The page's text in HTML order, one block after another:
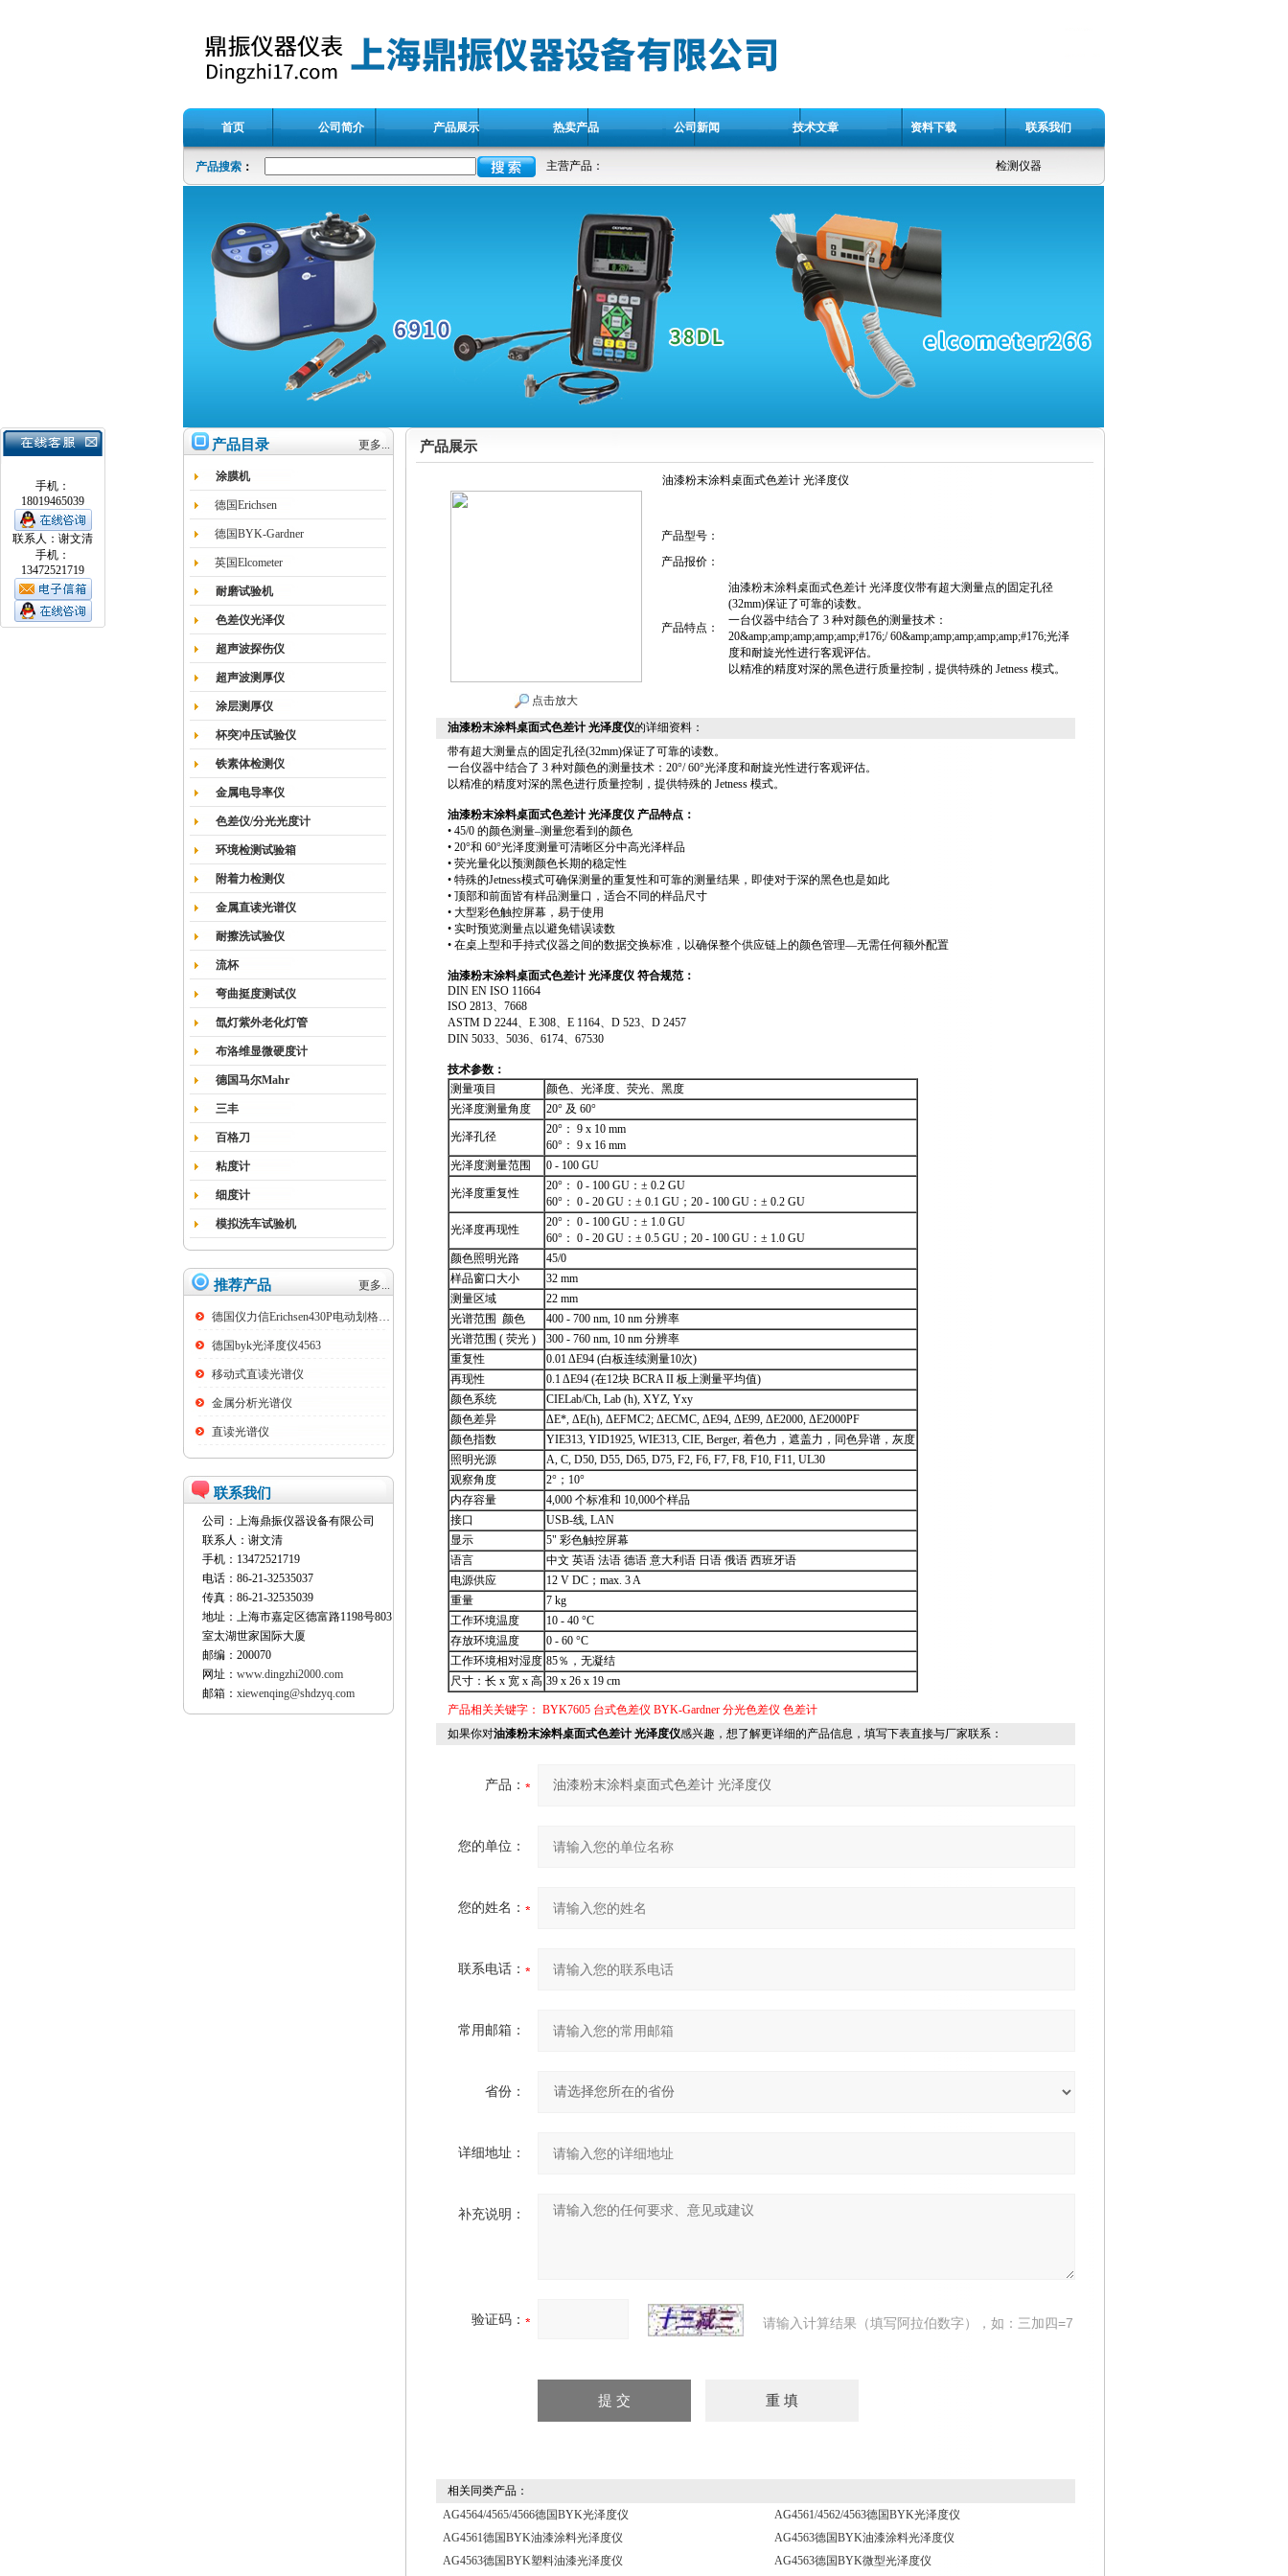
首页 公司简介 产品展示 热卖产品 公司新闻 技术文章 资料下载 联系我们
产品搜索： 主营产品： 检测仪器
手机：
18019465039
联系人：谢文清
手机：
13472521719
产品目录 更多...
涂膜机
德国Erichsen
德国BYK-Gardner
英国Elcometer
耐磨试验机
色差仪光泽仪
超声波探伤仪
超声波测厚仪
涂层测厚仪
杯突冲压试验仪
铁素体检测仪
金属电导率仪
色差仪/分光光度计
环境检测试验箱
附着力检测仪
金属直读光谱仪
耐擦洗试验仪
流杯
弯曲挺度测试仪
氙灯紫外老化灯管
布洛维显微硬度计
德国马尔Mahr
三丰
百格刀
粘度计
细度计
模拟洗车试验机
推荐产品 更多...
德国仪力信Erichsen430P电动划格试验仪
德国byk光泽度仪4563
移动式直读光谱仪
金属分析光谱仪
直读光谱仪
联系我们
公司：上海鼎振仪器设备有限公司
联系人：谢文清
手机：13472521719
电话：86-21-32535037
传真：86-21-32535039
地址：上海市嘉定区德富路1198号803
室太湖世家国际大厦
邮编：200070
网址： www.dingzhi2000.com
邮箱： xiewenqing@shdzyq.com
产品展示
油漆粉末涂料桌面式色差计 光泽度仪
点击放大
产品型号：
产品报价：
产品特点：
油漆粉末涂料桌面式色差计 光泽度仪带有超大测量点的固定孔径
(32mm)保证了可靠的读数。
一台仪器中结合了 3 种对颜色的测量技术：
20&amp;amp;amp;amp;amp;#176;/ 60&amp;amp;amp;amp;amp;#176;光泽
度和耐旋光性进行客观评估。
以精准的精度对深的黑色进行质量控制，提供特殊的 Jetness 模式。
油漆粉末涂料桌面式色差计 光泽度仪的详细资料：
带有超大测量点的固定孔径(32mm)保证了可靠的读数。
一台仪器中结合了 3 种对颜色的测量技术：20°/ 60°光泽度和耐旋光性进行客观评估。
以精准的精度对深的黑色进行质量控制，提供特殊的 Jetness 模式。
油漆粉末涂料桌面式色差计 光泽度仪 产品特点：
• 45/0 的颜色测量–测量您看到的颜色
• 20°和 60°光泽度测量可清晰区分中高光泽样品
• 荧光量化以预测颜色长期的稳定性
• 特殊的Jetness模式可确保测量的重复性和可靠的测量结果，即使对于深的黑色也是如此
• 顶部和前面皆有样品测量口，适合不同的样品尺寸
• 大型彩色触控屏幕，易于使用
• 实时预览测量点以避免错误读数
• 在桌上型和手持式仪器之间的数据交换标准，以确保整个供应链上的颜色管理—无需任何额外配置
油漆粉末涂料桌面式色差计 光泽度仪 符合规范：
DIN EN ISO 11664
ISO 2813、7668
ASTM D 2244、E 308、E 1164、D 523、D 2457
DIN 5033、5036、6174、67530
技术参数：
测量项目
颜色、光泽度、荧光、黑度
光泽度测量角度
20° 及 60°
光泽孔径
20°： 9 x 10 mm
60°： 9 x 16 mm
光泽度测量范围
0 - 100 GU
光泽度重复性
20°： 0 - 100 GU：± 0.2 GU
60°： 0 - 20 GU：± 0.1 GU；20 - 100 GU：± 0.2 GU
光泽度再现性
20°： 0 - 100 GU：± 1.0 GU
60°： 0 - 20 GU：± 0.5 GU；20 - 100 GU：± 1.0 GU
颜色照明光路
45/0
样品窗口大小
32 mm
测量区域
22 mm
光谱范围 颜色
400 - 700 nm, 10 nm 分辨率
光谱范围 ( 荧光 )
300 - 760 nm, 10 nm 分辨率
重复性
0.01 ΔE94 (白板连续测量10次)
再现性
0.1 ΔE94 (在12块 BCRA II 板上测量平均值)
颜色系统
CIELab/Ch, Lab (h), XYZ, Yxy
颜色差异
ΔE*, ΔE(h), ΔEFMC2; ΔECMC, ΔE94, ΔE99, ΔE2000, ΔE2000PF
颜色指数
YIE313, YID1925, WIE313, CIE, Berger, 着色力，遮盖力，同色异谱，灰度
照明光源
A, C, D50, D55, D65, D75, F2, F6, F7, F8, F10, F11, UL30
观察角度
2°；10°
内存容量
4,000 个标准和 10,000个样品
接口
USB-线, LAN
显示
5" 彩色触控屏幕
语言
中文 英语 法语 德语 意大利语 日语 俄语 西班牙语
电源供应
12 V DC；max. 3 A
重量
7 kg
工作环境温度
10 - 40 °C
存放环境温度
0 - 60 °C
工作环境相对湿度 85％，无凝结
尺寸：长 x 宽 x 高 39 x 26 x 19 cm
产品相关关键字： BYK7605 台式色差仪 BYK-Gardner 分光色差仪 色差计
如果你对油漆粉末涂料桌面式色差计 光泽度仪感兴趣，想了解更详细的产品信息，填写下表直接与厂家联系：
产品：
您的单位：
您的姓名：
联系电话：
常用邮箱：
省份：
详细地址：
补充说明：
验证码： 请输入计算结果（填写阿拉伯数字），如：三加四=7
相关同类产品：
AG4564/4565/4566德国BYK光泽度仪
AG4561/4562/4563德国BYK光泽度仪
AG4561德国BYK油漆涂料光泽度仪
AG4563德国BYK油漆涂料光泽度仪
AG4563德国BYK塑料油漆光泽度仪
AG4563德国BYK微型光泽度仪